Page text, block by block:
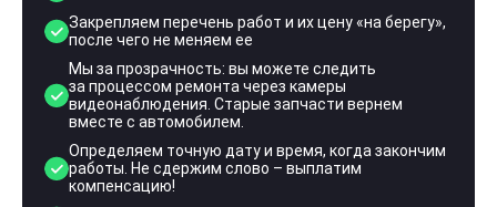
Закрепляем перечень работ и их цену «на берегу»,
после чего не меняем ее
Мы за прозрачность: вы можете следить
за процессом ремонта через камеры
видеонаблюдения. Старые запчасти вернем
вместе с автомобилем.
Определяем точную дату и время, когда закончим
работы. Не сдержим слово – выплатим
компенсацию!